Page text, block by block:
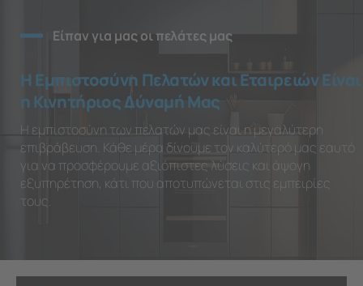
Είπαν για μας οι πελάτες μας
Η Εμπιστοσύνη Πελατών και Εταιρειών Είναι
η Κινητήριος Δύναμή Μας
Η εμπιστοσύνη των πελατών μας είναι η μεγαλύτερη
επιβράβευση. Κάθε μέρα δίνουμε τον καλύτερό μας εαυτό
για να προσφέρουμε αξιόπιστες λύσεις και άψογη
εξυπηρέτηση, κάτι που αποτυπώνεται στις εμπειρίες
τους.